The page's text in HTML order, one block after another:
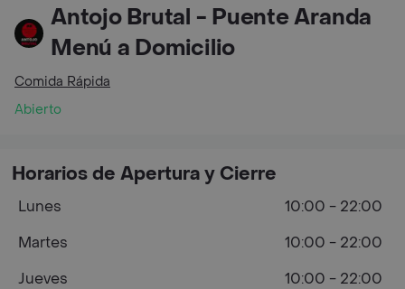
Antojo Brutal - Puente Aranda
Menú a Domicilio
Comida Rápida
Abierto
Horarios de Apertura y Cierre
Lunes
10:00 - 22:00
Martes
10:00 - 22:00
Jueves
10:00 - 22:00